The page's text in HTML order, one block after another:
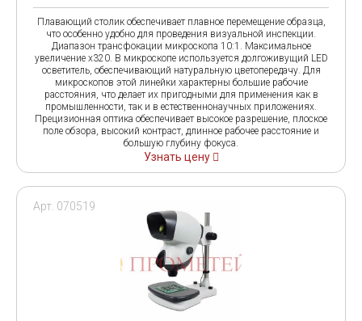
Плавающий столик обеспечивает плавное перемещение образца,
что особенно удобно для проведения визуальной инспекции.
Диапазон трансфокации микроскопа 10:1. Максимальное
увеличение x320. В микроскопе используется долгоживущий LED
осветитель, обеспечивающий натуральную цветопередачу. Для
микроскопов этой линейки характерны большие рабочие
расстояния, что делает их пригодными для применения как в
промышленности, так и в естественнонаучных приложениях.
Прецизионная оптика обеспечивает высокое разрешение, плоское
поле обзора, высокий контраст, длинное рабочее расстояние и
большую глубину фокуса.
Узнать цену
Арт. 070519